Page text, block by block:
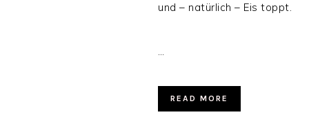
und – natürlich – Eis toppt.
…
READ MORE